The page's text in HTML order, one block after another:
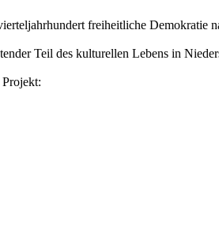
freiheitliche Demokratie
Teil des kulturellen Lebens in